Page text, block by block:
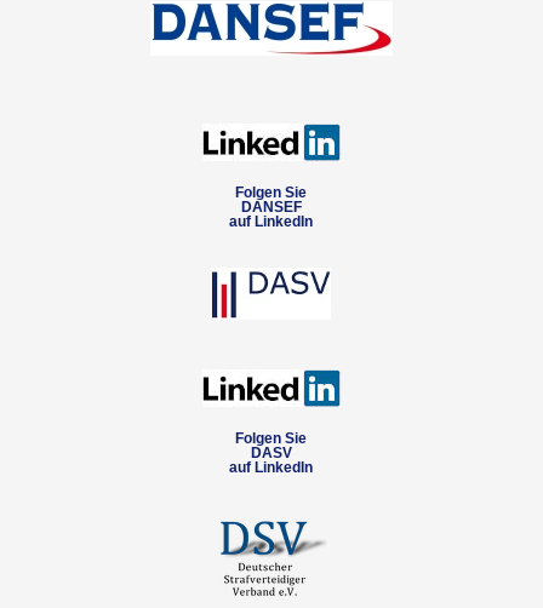
Folgen Sie
DANSEF
auf LinkedIn
Folgen Sie
DASV
auf LinkedIn